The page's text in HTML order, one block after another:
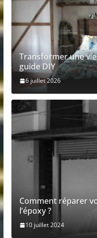
Transformer une
guide DIY
6 juillet 2026
Comment réparer
l’époxy ?
10 juillet 2024